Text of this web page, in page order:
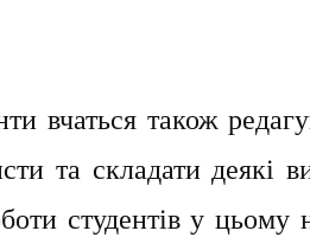
також
та складати деякі
студентів у